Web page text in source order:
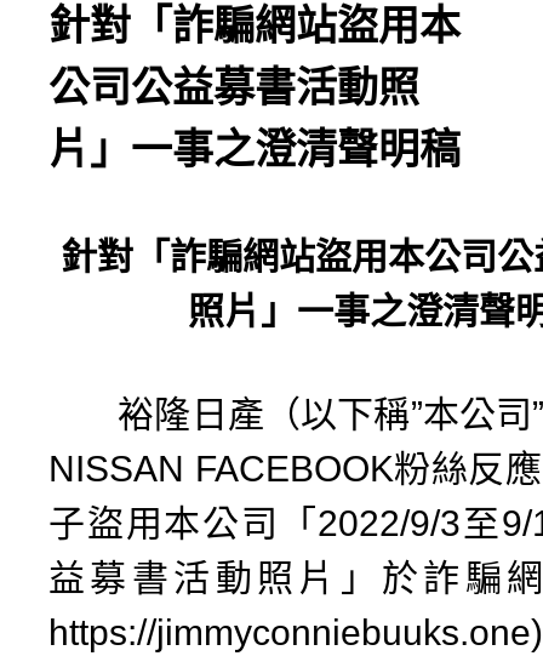
針對「詐騙網站盜用本
公司公益募書活動照
片」一事之澄清聲明稿
針對「詐騙網站盜用本公司
照片」一事之澄清聲
裕隆日產（以下稱”本公司
NISSAN FACEBOOK粉絲反
子盜用本公司「2022/9/3至
益募書活動照片」於詐騙
https://